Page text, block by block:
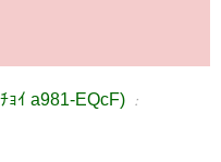
ｮｲ a981-EQcF) ：